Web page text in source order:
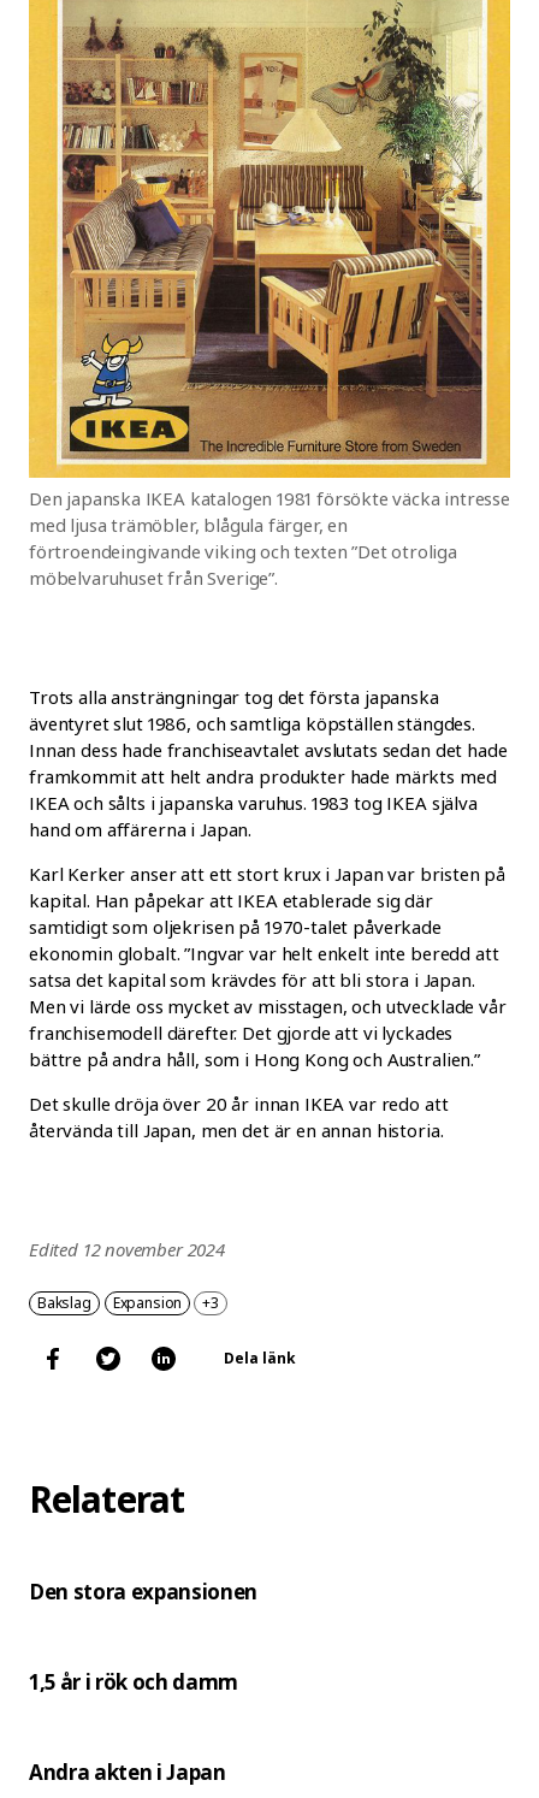
Den japanska IKEA katalogen 1981 försökte väcka intresse
med ljusa trämöbler, blågula färger, en
förtroendeingivande viking och texten ”Det otroliga
möbelvaruhuset från Sverige”.
Trots alla ansträngningar tog det första japanska
äventyret slut 1986, och samtliga köpställen stängdes.
Innan dess hade franchiseavtalet avslutats sedan det hade
framkommit att helt andra produkter hade märkts med
IKEA och sålts i japanska varuhus. 1983 tog IKEA själva
hand om affärerna i Japan.
Karl Kerker anser att ett stort krux i Japan var bristen på
kapital. Han påpekar att IKEA etablerade sig där
samtidigt som oljekrisen på 1970-talet påverkade
ekonomin globalt. ”Ingvar var helt enkelt inte beredd att
satsa det kapital som krävdes för att bli stora i Japan.
Men vi lärde oss mycket av misstagen, och utvecklade vår
franchisemodell därefter. Det gjorde att vi lyckades
bättre på andra håll, som i Hong Kong och Australien.”
Det skulle dröja över 20 år innan IKEA var redo att
återvända till Japan, men det är en annan historia.
Edited 12 november 2024
Dela länk
Bakslag Expansion +3
Relaterat
Den stora expansionen
1,5 år i rök och damm
Andra akten i Japan